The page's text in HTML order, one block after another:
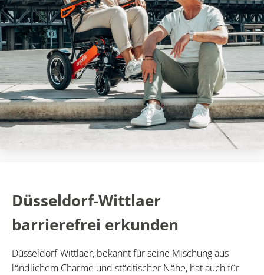
Düsseldorf-Wittlaer
barrierefrei erkunden
Düsseldorf-Wittlaer, bekannt für seine Mischung aus
ländlichem Charme und städtischer Nähe, hat auch für